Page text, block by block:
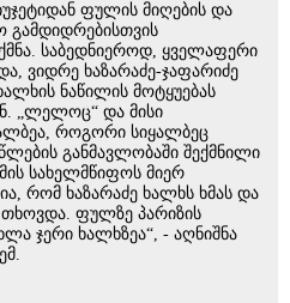
ფულის მიღების და
გამდიდრებისთვის
საბედნიეროდ, ყველაფერი
ვიდრე ხაზარაძე-ჯაფარიძე
ნაწილის მოტყუებას
„ლელოც“ და მისი
როგორი სიყალბეც
განმავლობაში შექმნილი
სახელმწიფოს მიერ
რომ ხაზარაძე ხალხს ხმას და
ფულზე პარიზის
ჯერი ხალხზეა“, - აღნიშნა